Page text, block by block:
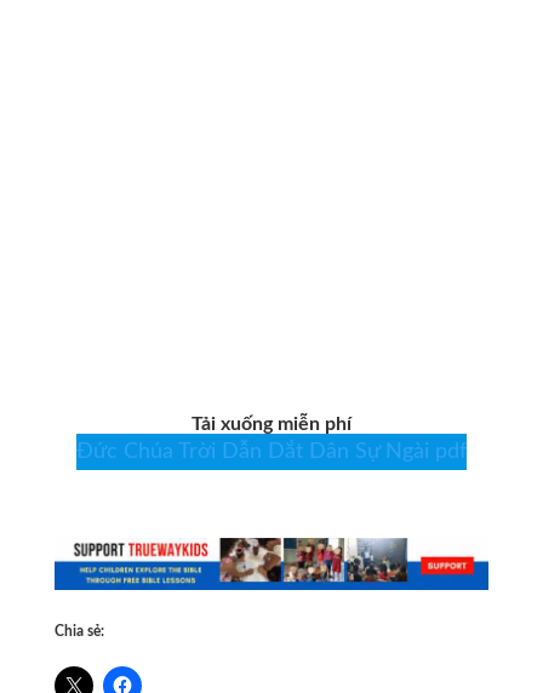
Tải xuống miễn phí
Đức Chúa Trời Dẫn Dắt Dân Sự Ngài pdf
Chia sẻ: